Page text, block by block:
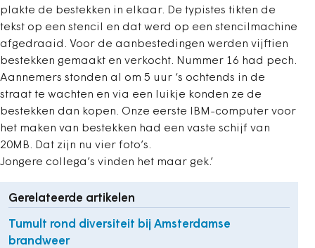
plakte de bestekken in elkaar. De typistes tikten de
tekst op een stencil en dat werd op een stencilmachine
afgedraaid. Voor de aanbestedingen werden vijftien
bestekken gemaakt en verkocht. Nummer 16 had pech.
Aannemers stonden al om 5 uur ‘s ochtends in de
straat te wachten en via een luikje konden ze de
bestekken dan kopen. Onze eerste IBM-computer voor
het maken van bestekken had een vaste schijf van
20MB. Dat zijn nu vier foto’s.
Jongere collega’s vinden het maar gek.’
Gerelateerde artikelen
Tumult rond diversiteit bij Amsterdamse
brandweer